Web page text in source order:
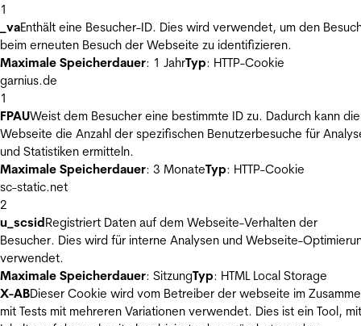
1
_vaEnthält eine Besucher-ID. Dies wird verwendet, um den
beim erneuten Besuch der Webseite zu identifizieren.
Maximale Speicherdauer: 1 JahrTyp: HTTP-Cookie
garnius.de
1
FPAUWeist dem Besucher eine bestimmte ID zu. Dadurch kann die
Webseite die Anzahl der spezifischen Benutzerbesuche für
und Statistiken ermitteln.
Maximale Speicherdauer: 3 MonateTyp: HTTP-Cookie
sc-static.net
2
u_scsidRegistriert Daten auf dem Webseite-Verhalten der
Besucher. Dies wird für interne Analysen und Webseite-
verwendet.
Maximale Speicherdauer: SitzungTyp: HTML Local Storage
X-ABDieser Cookie wird vom Betreiber der webseite im
mit Tests mit mehreren Variationen verwendet. Dies ist ein Tool,